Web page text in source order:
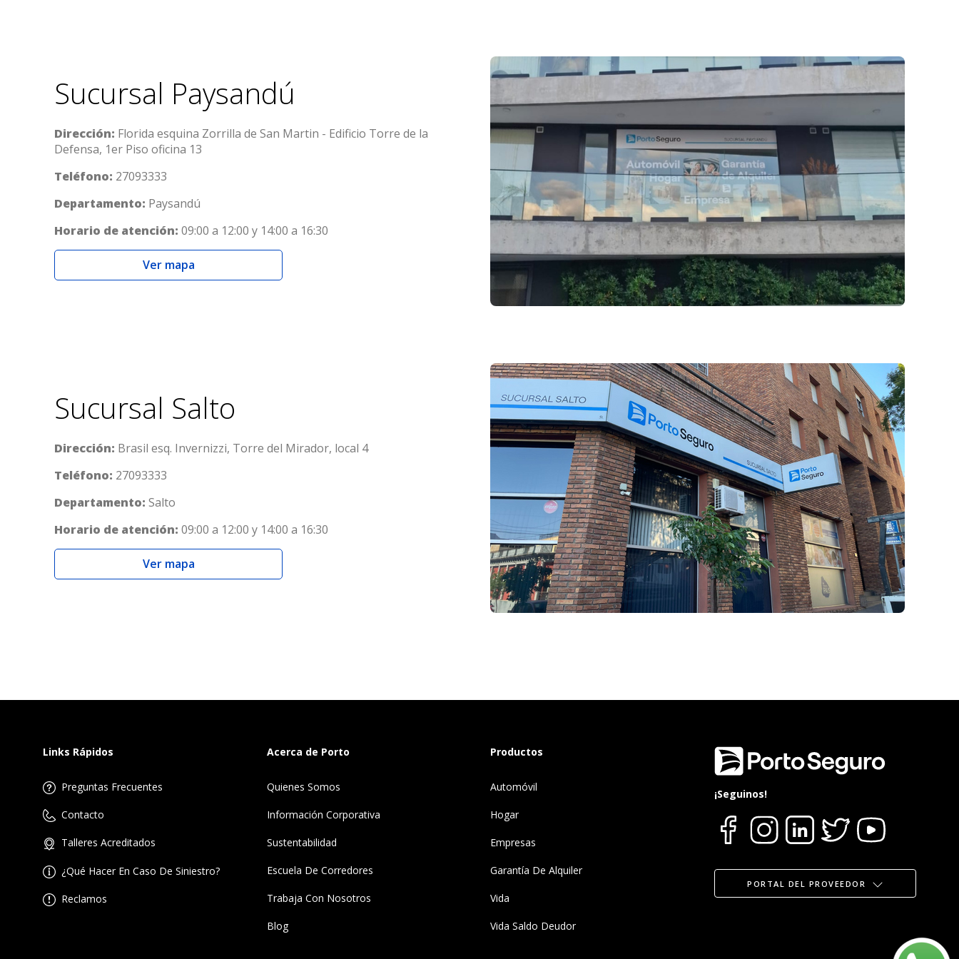
Sucursal Paysandú
Dirección: Florida esquina Zorrilla de San Martin - Edificio Torre de la
Defensa, 1er Piso oficina 13
Teléfono: 27093333
Departamento: Paysandú
Horario de atención: 09:00 a 12:00 y 14:00 a 16:30
Ver mapa
Sucursal Salto
Dirección: Brasil esq. Invernizzi, Torre del Mirador, local 4
Teléfono: 27093333
Departamento: Salto
Horario de atención: 09:00 a 12:00 y 14:00 a 16:30
Ver mapa
Links Rápidos
Preguntas Frecuentes
Contacto
Talleres Acreditados
¿Qué Hacer En Caso De Siniestro?
Reclamos
Acerca de Porto
Quienes Somos
Información Corporativa
Sustentabilidad
Escuela De Corredores
Trabaja Con Nosotros
Blog
Productos
Automóvil
Hogar
Empresas
Garantía De Alquiler
Vida
Vida Saldo Deudor
¡Seguinos!
PORTAL DEL PROVEEDOR